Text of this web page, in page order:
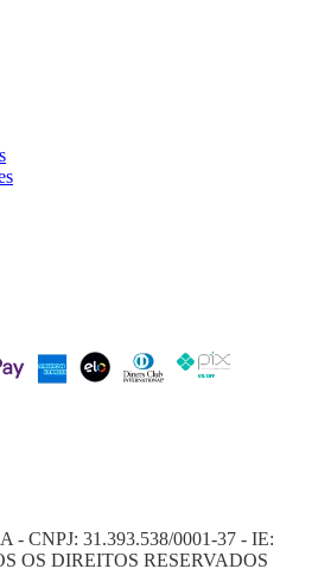
- CNPJ: 31.393.538/0001-37 - IE:
OS DIREITOS RESERVADOS